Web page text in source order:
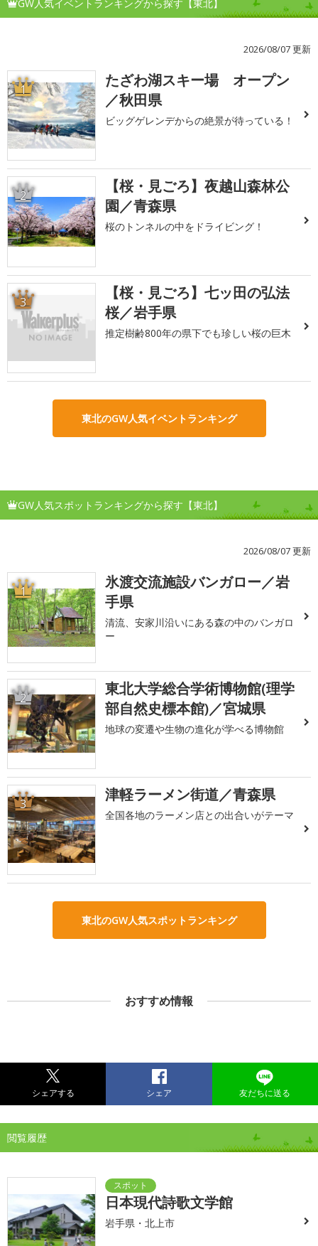
GW人気イベントランキングから探す【東北】
2026/08/07 更新
1
たざわ湖スキー場 オープン
／秋田県
ビッグゲレンデからの絶景が待っている！
2
【桜・見ごろ】夜越山森林公
園／青森県
桜のトンネルの中をドライビング！
3
【桜・見ごろ】七ッ田の弘法
桜／岩手県
推定樹齢800年の県下でも珍しい桜の巨木
東北のGW人気イベントランキング
GW人気スポットランキングから探す【東北】
2026/08/07 更新
1
氷渡交流施設バンガロー／岩
手県
清流、安家川沿いにある森の中のバンガロ
ー
2
東北大学総合学術博物館(理学
部自然史標本館)／宮城県
地球の変遷や生物の進化が学べる博物館
3 津軽ラーメン街道／青森県
全国各地のラーメン店との出合いがテーマ
東北のGW人気スポットランキング
おすすめ情報
シェアする シェア 友だちに送る
閲覧履歴
日本現代詩歌文学館
岩手県・北上市